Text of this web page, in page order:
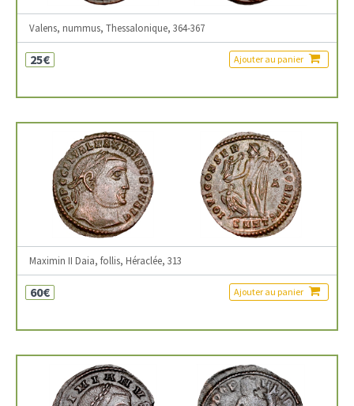
Valens, nummus, Thessalonique, 364-367
25€ Ajouter au panier
Maximin II Daia, follis, Héraclée, 313
60€ Ajouter au panier